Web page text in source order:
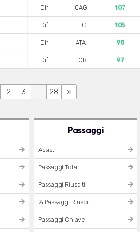
Dif CAG 107
Dif LEC 105
Dif ATA 98
Dif TOR 97
2 3 ... 28 »
Passaggi
Assist
Passaggi Totali
Passaggi Riusciti
% Passaggi Riusciti
Passaggi Chiave